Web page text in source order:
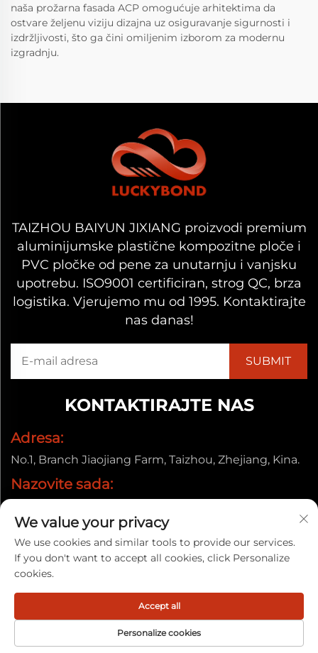
naša prožarna fasada ACP omogućuje arhitektima da
ostvare željenu viziju dizajna uz osiguravanje sigurnosti i
izdržljivosti, što ga čini omiljenim izborom za modernu
izgradnju.
TAIZHOU BAIYUN JIXIANG proizvodi premium
aluminijumske plastične kompozitne ploče i
PVC pločke od pene za unutarnju i vanjsku
upotrebu. ISO9001 certificiran, strog QC, brza
logistika. Vjerujemo mu od 1995. Kontaktirajte
nas danas!
KONTAKTIRAJTE NAS
Adresa:
No.1, Branch Jiaojiang Farm, Taizhou, Zhejiang, Kina.
Nazovite sada:
E-pošta:
[email protected]
Autorska prava © 2025. Taizhou Baiyun Jixiang Decorative
Material Co., Ltd. |Politika privatnosti
We value your privacy
We use cookies and similar tools to provide our services.
If you don't want to accept all cookies, click Personalize
cookies.
Personalize cookies
Accept all